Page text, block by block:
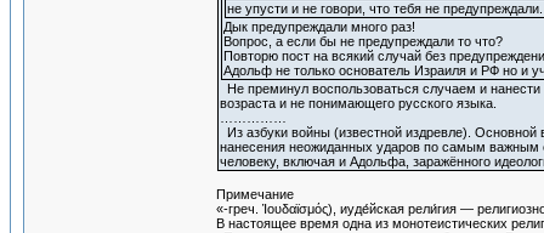
не упусти и не говори, что тебя не
Дык предупреждали много раз!
Вопрос, а если бы не предупреждали то что?
Повторю пост на всякий случай без
Адольф не только основатель Израиля и РФ но и
Не преминул воспользоваться случаем и
возраста и не понимающего русского языка.
Из азбуки войны (известной издревле).
нанесения неожиданных ударов по самым важным
человеку, включая и Адольфа, заражённого
Примечание
«-греч. Ἰουδαϊσμός), иуде́йская рели́гия —
В настоящее время одна из монотеистических